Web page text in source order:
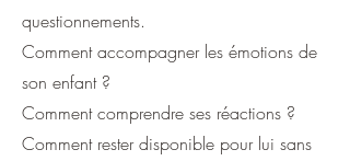
questionnements.
Comment accompagner les émotions de
son enfant ?
Comment comprendre ses réactions ?
Comment rester disponible pour lui sans